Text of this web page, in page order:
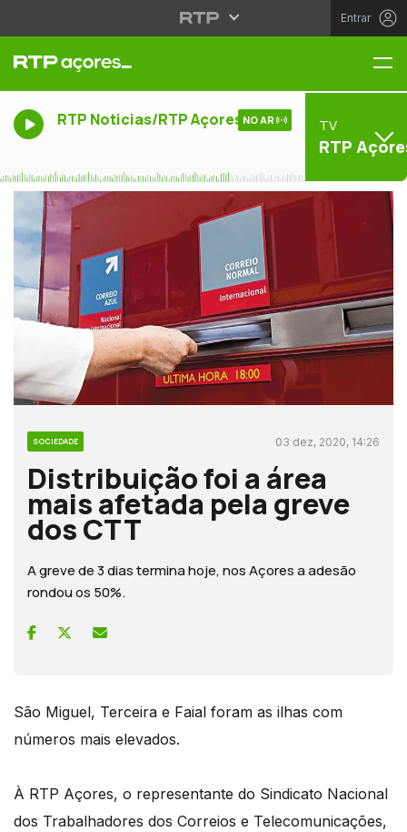
Entrar
RTP Noticias/RTP Açores NO AR TV
RTP
SOCIEDADE 03 dez, 2020, 14:26
Distribuição foi a área
mais afetada pela greve
dos CTT
A greve de 3 dias termina hoje, nos Açores a adesão
rondou os 50%.
São Miguel, Terceira e Faial foram as ilhas com
números mais elevados.
À RTP Açores, o representante do Sindicato Nacional
dos Trabalhadores dos Correios e Telecomunicações,